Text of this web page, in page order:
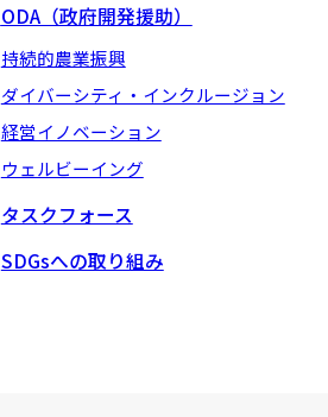
ODA（政府開発援助）
持続的農業振興
ダイバーシティ・インクルージョン
経営イノベーション
ウェルビーイング
タスクフォース
SDGsへの取り組み